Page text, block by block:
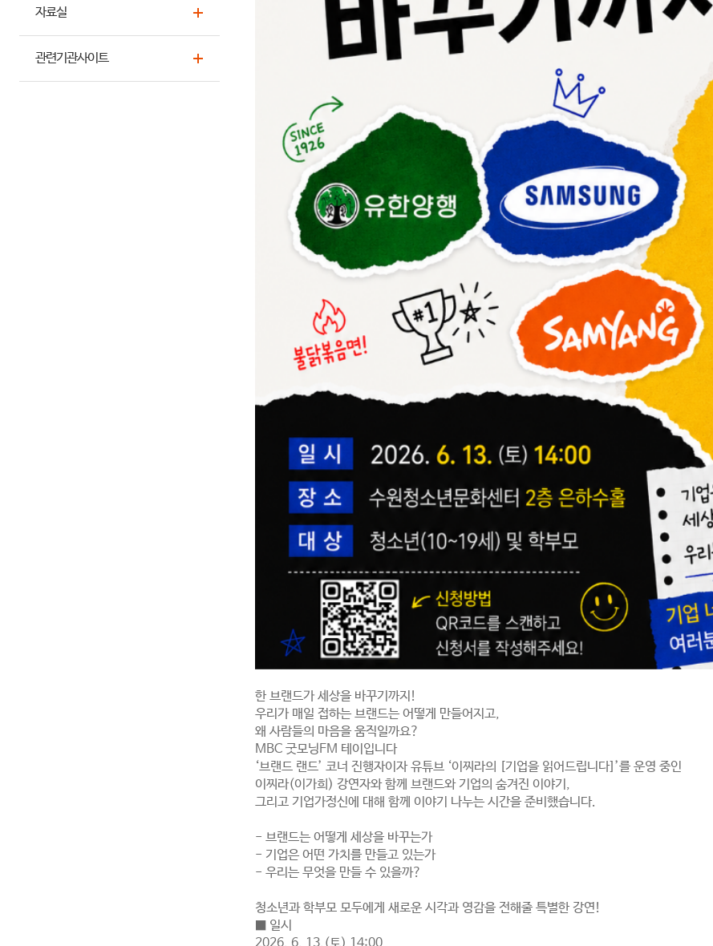
자료실
관련기관사이트
한 브랜드가 세상을 바꾸기까지!
우리가 매일 접하는 브랜드는 어떻게 만들어지고,
왜 사람들의 마음을 움직일까요?
MBC 굿모닝FM 테이입니다
‘브랜드 랜드’ 코너 진행자이자 유튜브 ‘이찌라의 [기업을 읽어드립니다]’를 운영 중인
이찌라(이가희) 강연자와 함께 브랜드와 기업의 숨겨진 이야기,
그리고 기업가정신에 대해 함께 이야기 나누는 시간을 준비했습니다.
- 브랜드는 어떻게 세상을 바꾸는가
- 기업은 어떤 가치를 만들고 있는가
- 우리는 무엇을 만들 수 있을까?
청소년과 학부모 모두에게 새로운 시각과 영감을 전해줄 특별한 강연!
■ 일시